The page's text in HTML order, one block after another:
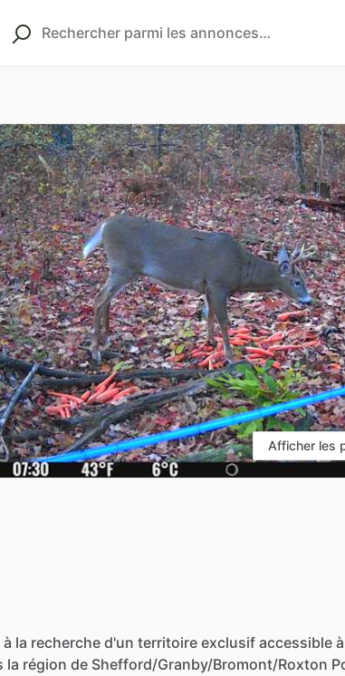
Afficher les
à la recherche d'un territoire exclusif accessible à
la région de Shefford​/​Granby​/​Bromont​/​Roxton